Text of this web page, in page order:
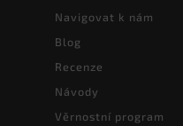
Navigovat k nám
Blog
Recenze
Návody
Věrnostní program